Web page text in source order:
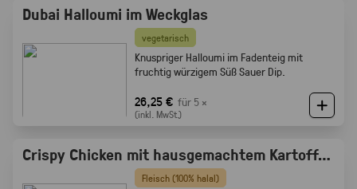
Dubai Halloumi im Weckglas
vegetarisch
Knuspriger Halloumi im Fadenteig mit
fruchtig würzigem Süß Sauer Dip.
26,25 € für 5 ×
(inkl. MwSt.)
Crispy Chicken mit hausgemachtem Kartoffelsalat
Fleisch (100% halal)